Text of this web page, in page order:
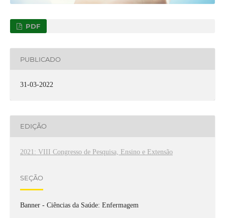
PDF
PUBLICADO
31-03-2022
EDIÇÃO
2021: VIII Congresso de Pesquisa, Ensino e Extensão
SEÇÃO
Banner - Ciências da Saúde: Enfermagem